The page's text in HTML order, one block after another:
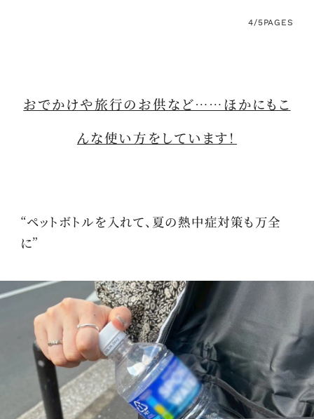
4/5PAGES
おでかけや旅行のお供など……ほかにもこ
んな使い方をしています！
“ペットボトルを入れて、夏の熱中症対策も万全
に”